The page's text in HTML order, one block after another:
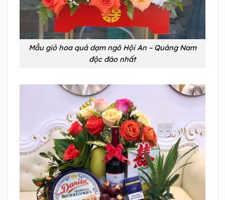
Mẫu giỏ hoa quả dạm ngõ Hội An – Quảng Nam
độc đáo nhất